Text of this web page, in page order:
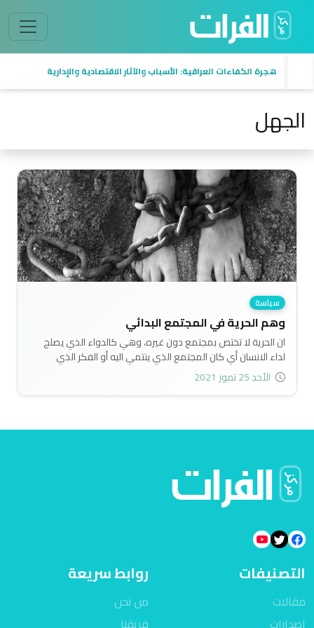
هجرة الكفاءات العراقية: الأسباب والآثار الاقتصادية والإدارية
الجهل
سياسة
وهم الحرية في المجتمع البدائي
ان الحرية لا تختص بمجتمع دون غيره، وهي كالدواء الذي يصلح
لداء الانسان أي كان المجتمع الذي ينتمي اليه أو الفكر الذي
يحمله، بشرط ان يكون مستعدا لتجرع مرارته، والانتظام على شروط
تناوله، ومن يهمل ذلك لن يكتب له الشفاء من المرض، كذلك
الحرية تجول بين الأمم والشعوب، وتتوارثها الأجيال، ولا تستقر
وتحمل ضريبة تطويرها وحمايتها، لذا تجدها في بعض المجتمعات
حقيقي..
الأحد 25 تموز 2021
التصنيفات
مقالات
اصدارات
روابط سريعة
من نحن
فريقنا